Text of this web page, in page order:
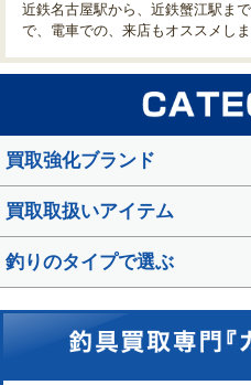
近鉄名古屋駅から、近鉄蟹江駅ま
で、電車での、来店もオススメしま
買取強化ブランド
買取取扱いアイテム
釣りのタイプで選ぶ